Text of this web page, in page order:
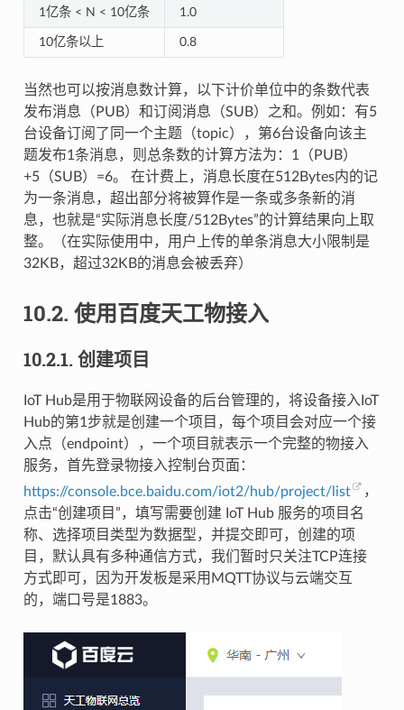
1亿条 < N < 10亿条 1.0
10亿条以上 0.8
当然也可以按消息数计算，以下计价单位中的条数代表
发布消息（PUB）和订阅消息（SUB）之和。例如：有5
台设备订阅了同一个主题（topic），第6台设备向该主
题发布1条消息，则总条数的计算方法为：1（PUB）
+5（SUB）=6。 在计费上，消息长度在512Bytes内的记
为一条消息，超出部分将被算作是一条或多条新的消
息，也就是“实际消息长度/512Bytes”的计算结果向上取
整。（在实际使用中，用户上传的单条消息大小限制是
32KB，超过32KB的消息会被丢弃）
10.2. 使用百度天工物接入
10.2.1. 创建项目
IoT Hub是用于物联网设备的后台管理的，将设备接入IoT
Hub的第1步就是创建一个项目，每个项目会对应一个接
入点（endpoint），一个项目就表示一个完整的物接入
服务，首先登录物接入控制台页面：
https://console.bce.baidu.com/iot2/hub/project/list
，
点击“创建项目”，填写需要创建 IoT Hub 服务的项目名
称、选择项目类型为数据型，并提交即可，创建的项
目，默认具有多种通信方式，我们暂时只关注TCP连接
方式即可，因为开发板是采用MQTT协议与云端交互
的，端口号是1883。